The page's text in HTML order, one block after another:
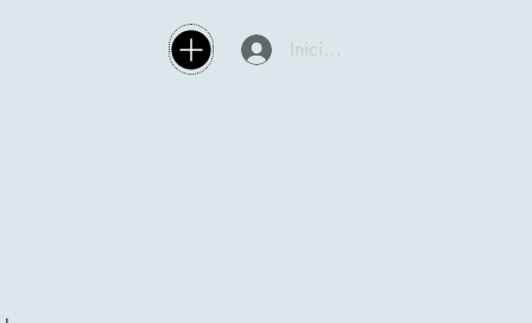
Iniciar sesión